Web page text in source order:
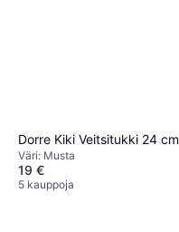
Dorre Kiki Veitsitukki 24 cm
Väri: Musta
19 €
5 kauppoja